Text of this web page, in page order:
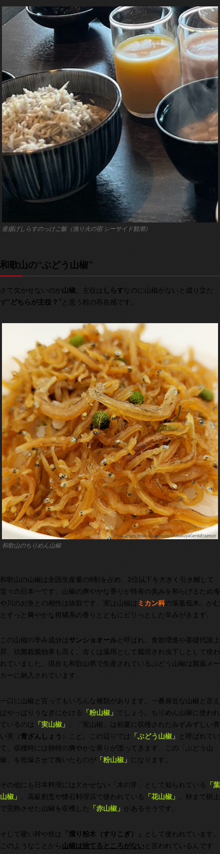
釜揚げしらすのっけご飯（漁り火の宿 シーサイド観潮）
和歌山の“ぶどう山椒”
さて欠かせないのが山椒。主役はしらすなのに山椒がないと成り立た
ず“どちらが主役？”と思う程の存在感です。
和歌山のちりめん山椒
和歌山の山椒は全国生産量の6割を占め、2位以下を大きく引き離して
堂々の日本一です。山椒の爽やかな香りが特有の臭みを和らげるため海
や川のお魚との相性は抜群です。実は山椒はミカン科の落葉低木。かむ
とすっと爽やかな柑橘系の香りとともにピリっとした辛みがきます。
この山椒の辛み成分はサンショオールと呼ばれ、食欲増進や基礎代謝上
昇、抗菌殺菌効果も高く、古くは薬用として栽培され虫下しとして使わ
れていました。現在も和歌山県で生産されているぶどう山椒は製薬メー
カーに納入されています。
一口に山椒と言ってもいろんな種類があります。一番身近な山椒と言え
ばやっぱりうなぎにかける「粉山椒」でしょう。ちりめん山椒に使われ
ているのは「実山椒」。「実山椒」は初夏に収穫されたみずみずしい青
い実（青ざんしょう）こと。この辺りでは「ぶどう山椒」と呼ばれてい
て、収穫時には独特の爽やかな香りが漂ってきます。この「ぶどう山
椒」を乾燥させて挽いたものが「粉山椒」になります。
その他にも日本料理には欠かせない「木の芽」として知られている「葉
山椒」。高級割烹や懐石料理店で使われている「花山椒」。秋まで樹上
で完熟させた山椒を収穫した「赤山椒」があるそうです。
そして硬い幹や枝は「擂り粉木（すりこぎ）」として使われています。
このようなことから山椒は捨てるところがないと言われているんです